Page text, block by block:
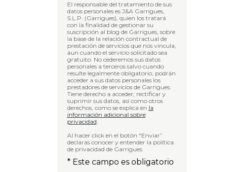
El responsable del tratamiento de sus
datos personales es J&A Garrigues,
S.L.P. (Garrigues), quien los tratará
con la finalidad de gestionar su
suscripción al blog de Garrigues, sobre
la base de la relación contractual de
prestación de servicios que nos vincula,
aun cuando el servicio solicitado sea
gratuito. No cederemos sus datos
personales a terceros salvo cuando
resulte legalmente obligatorio, podrán
acceder a sus datos personales los
prestadores de servicios de Garrigues.
Tiene derecho a acceder, rectificar y
suprimir sus datos, así como otros
derechos, como se explica en la
información adicional sobre
privacidad.
Al hacer click en el botón “Enviar”
declaras conocer y entender la política
de privacidad de Garrigues.
* Este campo es obligatorio